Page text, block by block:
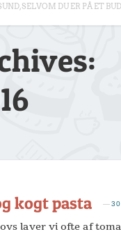
SELVOM DU ER PÅ ET
kogt pasta —
laver vi ofte af